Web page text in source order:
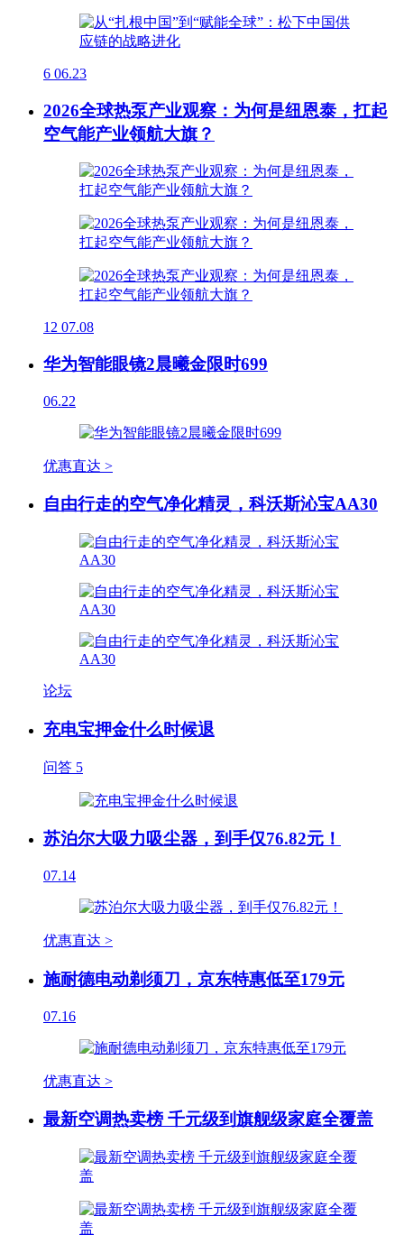
6 06.23
2026全球热泵产业观察：为何是纽恩泰，扛起
空气能产业领航大旗？
12 07.08
华为智能眼镜2晨曦金限时699
06.22
优惠直达 >
自由行走的空气净化精灵，科沃斯沁宝AA30
论坛
充电宝押金什么时候退
问答 5
苏泊尔大吸力吸尘器，到手仅76.82元！
07.14
优惠直达 >
施耐德电动剃须刀，京东特惠低至179元
07.16
优惠直达 >
最新空调热卖榜 千元级到旗舰级家庭全覆盖